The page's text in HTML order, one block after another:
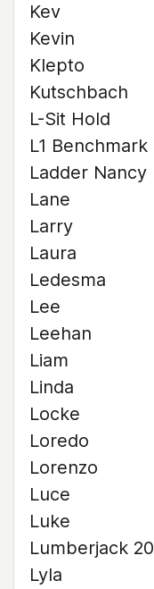
Kev
Kevin
Klepto
Kutschbach
L-Sit Hold
L1 Benchmark
Ladder Nancy
Lane
Larry
Laura
Ledesma
Lee
Leehan
Liam
Linda
Locke
Loredo
Lorenzo
Luce
Luke
Lumberjack 20
Lyla